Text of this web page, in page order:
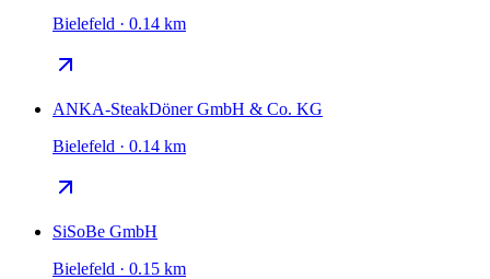
Bielefeld · 0.14 km
ANKA-SteakDöner GmbH & Co. KG
Bielefeld · 0.14 km
SiSoBe GmbH
Bielefeld · 0.15 km